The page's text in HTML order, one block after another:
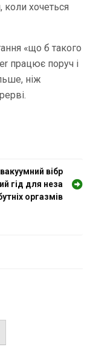
коли хочеться
«що б такого
працює поруч і
ніж
вібр
гід для неза
оргазмів